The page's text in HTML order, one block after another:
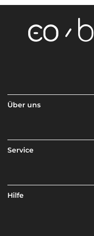
Über uns
Service
Hilfe